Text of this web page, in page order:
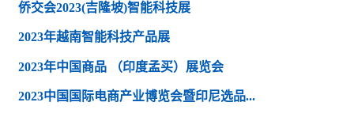
侨交会2023(吉隆坡)智能科技展
2023年越南智能科技产品展
2023年中国商品 （印度孟买）展览会
2023中国国际电商产业博览会暨印尼选品...